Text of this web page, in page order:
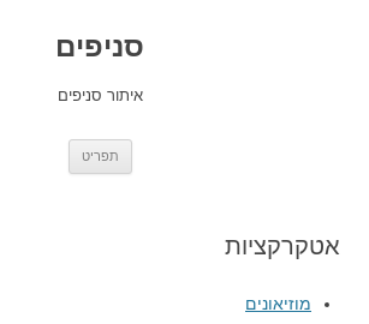
סניפים
איתור סניפים
תפריט
אטקרקציות
מוזיאונים